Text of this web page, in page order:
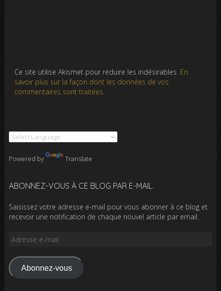
Ce site utilise Akismet pour réduire les indésirables. En
savoir plus sur la façon dont les données de vos
commentaires sont traitées.
Powered by Translate
ABONNEZ-VOUS À CE BLOG PAR E-MAIL.
Saisissez votre adresse e-mail pour vous abonner à ce blog et
recevoir une notification de chaque nouvel article par email.
Adresse
mail
Abonnez-vous